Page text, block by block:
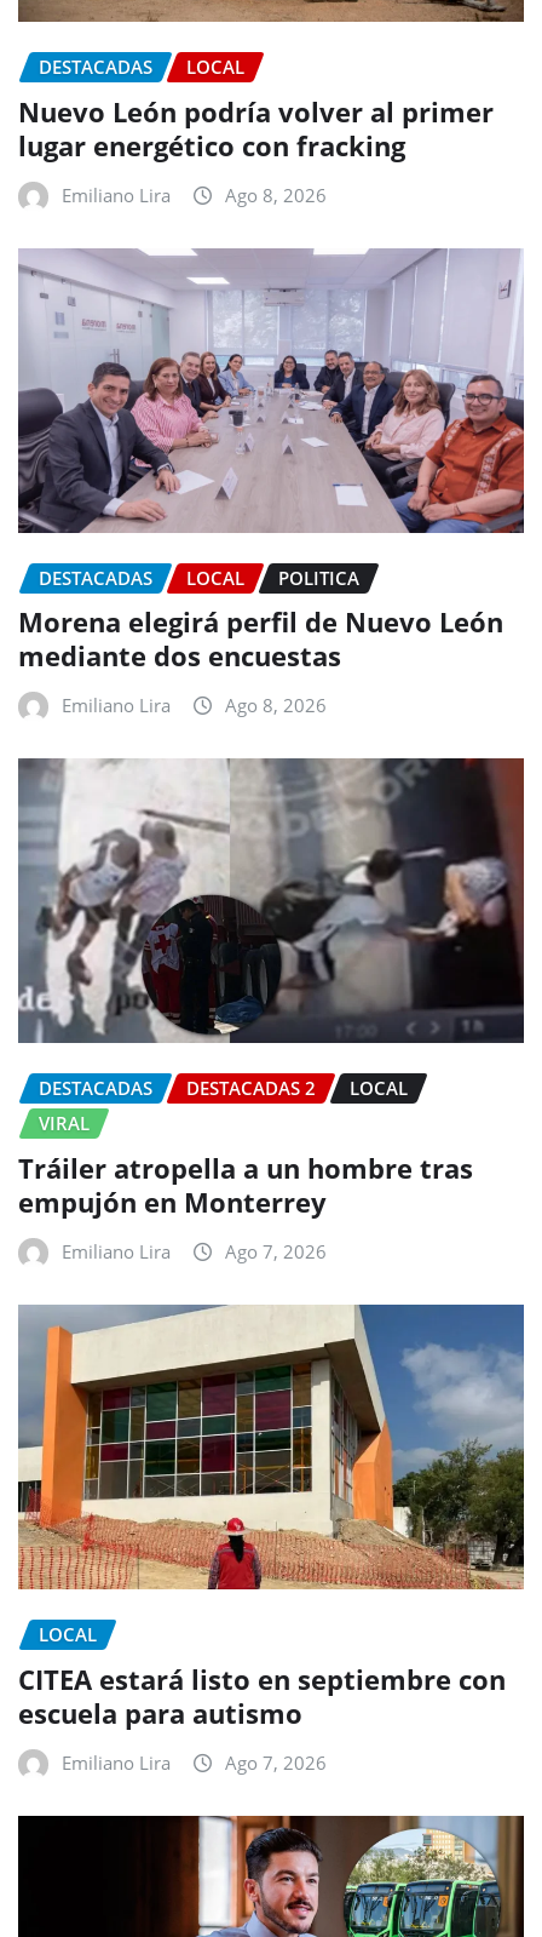
DESTACADAS LOCAL
Nuevo León podría volver al primer
lugar energético con fracking
Emiliano Lira Ago 8, 2026
DESTACADAS LOCAL POLITICA
Morena elegirá perfil de Nuevo León
mediante dos encuestas
Emiliano Lira Ago 8, 2026
DESTACADAS DESTACADAS 2
LOCAL
VIRAL
Tráiler atropella a un hombre tras
empujón en Monterrey
Emiliano Lira Ago 7, 2026
LOCAL
CITEA estará listo en septiembre con
escuela para autismo
Emiliano Lira Ago 7, 2026